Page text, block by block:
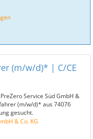
(m/w/d)* | C/CE
Service Süd GmbH &
(m/w/d)* aus 74076
gesucht.
& Co. KG